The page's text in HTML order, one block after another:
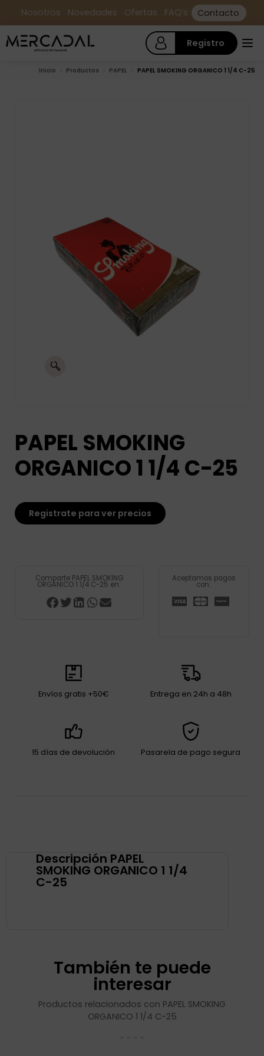
Nosotros Novedades Ofertas FAQ’s Contacto
Registro
Inicio Productos PAPEL PAPEL SMOKING ORGANICO 1 1/4 C-25
PAPEL SMOKING
ORGANICO 1 1/4 C-25
Registrate para ver precios
Comparte PAPEL SMOKING
ORGANICO 1 1/4 C-25 en:
Aceptamos pagos
con:
Envíos gratis +50€ Entrega en 24h a 48h
15 días de devolución Pasarela de pago segura
Descripción PAPEL
SMOKING ORGANICO 1 1/4
C-25
También te puede
interesar
Productos relacionados con PAPEL SMOKING
ORGANICO 1 1/4 C-25